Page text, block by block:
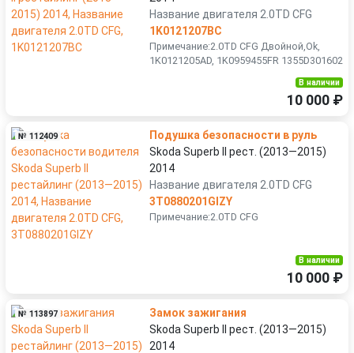
Название двигателя 2.0TD CFG
1K0121207BC
Примечание:2.0TD CFG Двойной,Ok,
1K0121205AD, 1K0959455FR 1355D301602
В наличии
10 000 ₽
№ 112409
Подушка безопасности в руль
Skoda Superb II рест. (2013—2015)
2014
Название двигателя 2.0TD CFG
3T0880201GIZY
Примечание:2.0TD CFG
В наличии
10 000 ₽
№ 113897
Замок зажигания
Skoda Superb II рест. (2013—2015)
2014